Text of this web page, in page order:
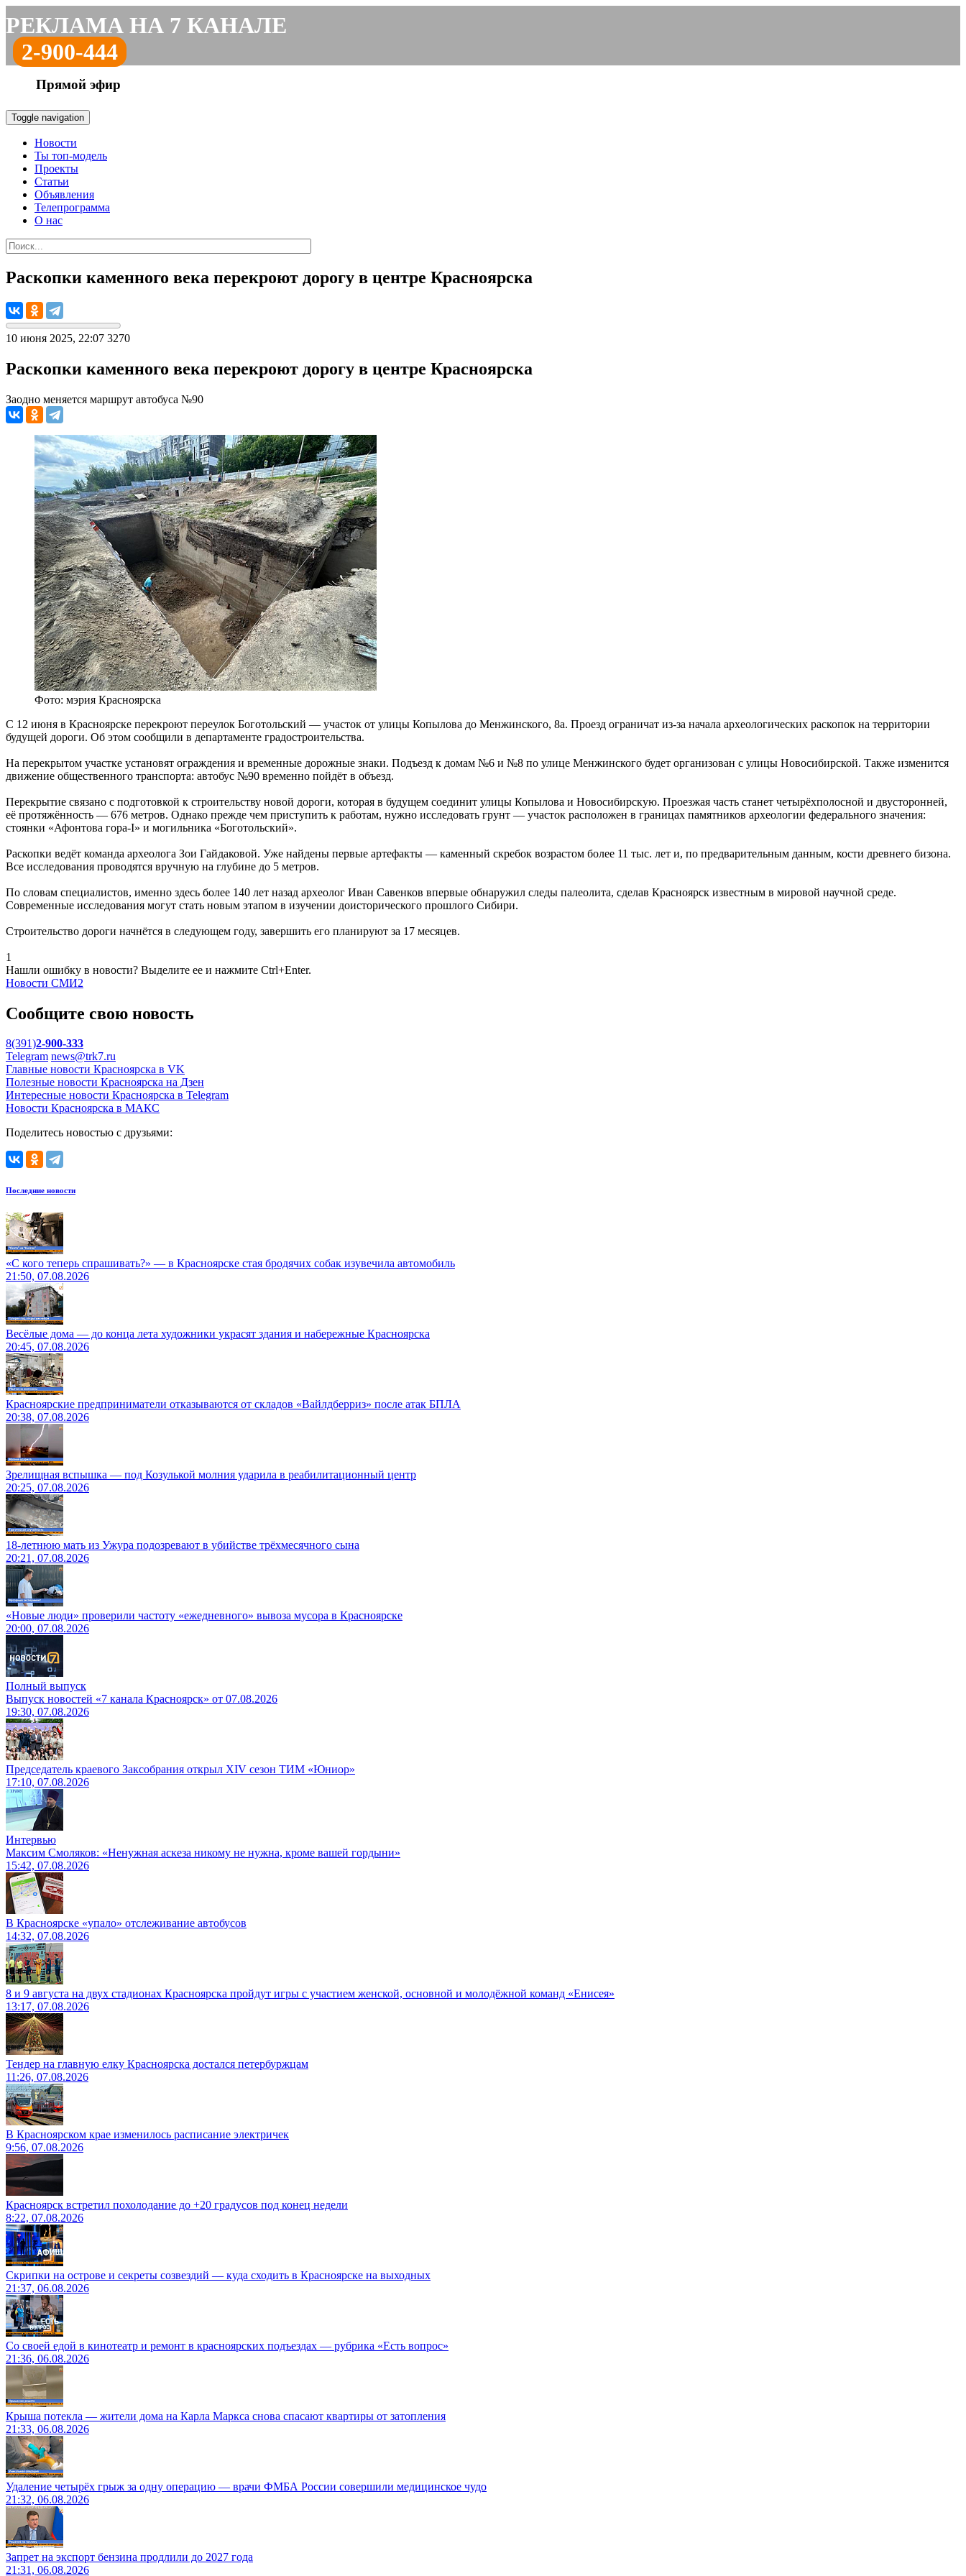
РЕКЛАМА НА 7 КАНАЛЕ
2-900-444
Прямой эфир
Toggle navigation
Новости
Ты топ-модель
Проекты
Статьи
Объявления
Телепрограмма
О нас
Раскопки каменного века перекроют дорогу в центре Красноярска
10 июня 2025, 22:07 3270
Раскопки каменного века перекроют дорогу в центре Красноярска
Заодно меняется маршрут автобуса №90
Фото: мэрия Красноярска
С 12 июня в Красноярске перекроют переулок Боготольский — участок от улицы Копылова до Менжинского, 8а. Проезд ограничат из-за начала археологических раскопок на территории
будущей дороги. Об этом сообщили в департаменте градостроительства.
На перекрытом участке установят ограждения и временные дорожные знаки. Подъезд к домам №6 и №8 по улице Менжинского будет организован с улицы Новосибирской. Также изменится
движение общественного транспорта: автобус №90 временно пойдёт в объезд.
Перекрытие связано с подготовкой к строительству новой дороги, которая в будущем соединит улицы Копылова и Новосибирскую. Проезжая часть станет четырёхполосной и двусторонней,
её протяжённость — 676 метров. Однако прежде чем приступить к работам, нужно исследовать грунт — участок расположен в границах памятников археологии федерального значения:
стоянки «Афонтова гора-I» и могильника «Боготольский».
Раскопки ведёт команда археолога Зои Гайдаковой. Уже найдены первые артефакты — каменный скребок возрастом более 11 тыс. лет и, по предварительным данным, кости древнего бизона.
Все исследования проводятся вручную на глубине до 5 метров.
По словам специалистов, именно здесь более 140 лет назад археолог Иван Савенков впервые обнаружил следы палеолита, сделав Красноярск известным в мировой научной среде.
Современные исследования могут стать новым этапом в изучении доисторического прошлого Сибири.
Строительство дороги начнётся в следующем году, завершить его планируют за 17 месяцев.
1
Нашли ошибку в новости? Выделите ее и нажмите Ctrl+Enter.
Новости СМИ2
Сообщите свою новость
8(391)2-900-333
Telegram news@trk7.ru
Главные новости Красноярска в VK
Полезные новости Красноярска на Дзен
Интересные новости Красноярска в Telegram
Новости Красноярска в МАКС
Поделитесь новостью с друзьями:
Последние новости
«С кого теперь спрашивать?» — в Красноярске стая бродячих собак изувечила автомобиль
21:50, 07.08.2026
Весёлые дома — до конца лета художники украсят здания и набережные Красноярска
20:45, 07.08.2026
Красноярские предприниматели отказываются от складов «Вайлдберриз» после атак БПЛА
20:38, 07.08.2026
Зрелищная вспышка — под Козулькой молния ударила в реабилитационный центр
20:25, 07.08.2026
18-летнюю мать из Ужура подозревают в убийстве трёхмесячного сына
20:21, 07.08.2026
«Новые люди» проверили частоту «ежедневного» вывоза мусора в Красноярске
20:00, 07.08.2026
Полный выпуск
Выпуск новостей «7 канала Красноярск» от 07.08.2026
19:30, 07.08.2026
Председатель краевого Заксобрания открыл XIV сезон ТИМ «Юниор»
17:10, 07.08.2026
Интервью
Максим Смоляков: «Ненужная аскеза никому не нужна, кроме вашей гордыни»
15:42, 07.08.2026
В Красноярске «упало» отслеживание автобусов
14:32, 07.08.2026
8 и 9 августа на двух стадионах Красноярска пройдут игры с участием женской, основной и молодёжной команд «Енисея»
13:17, 07.08.2026
Тендер на главную елку Красноярска достался петербуржцам
11:26, 07.08.2026
В Красноярском крае изменилось расписание электричек
9:56, 07.08.2026
Красноярск встретил похолодание до +20 градусов под конец недели
8:22, 07.08.2026
Скрипки на острове и секреты созвездий — куда сходить в Красноярске на выходных
21:37, 06.08.2026
Со своей едой в кинотеатр и ремонт в красноярских подъездах — рубрика «Есть вопрос»
21:36, 06.08.2026
Крыша потекла — жители дома на Карла Маркса снова спасают квартиры от затопления
21:33, 06.08.2026
Удаление четырёх грыж за одну операцию — врачи ФМБА России совершили медицинское чудо
21:32, 06.08.2026
Запрет на экспорт бензина продлили до 2027 года
21:31, 06.08.2026